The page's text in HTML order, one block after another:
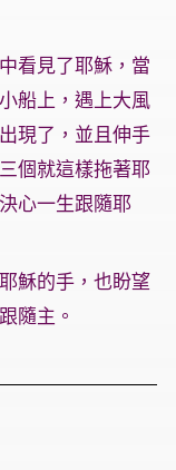
看見了耶穌，當
船上，遇上大風
現了，並且伸手
個就這樣拖著耶
心一生跟隨耶
穌的手，也盼望
隨主。